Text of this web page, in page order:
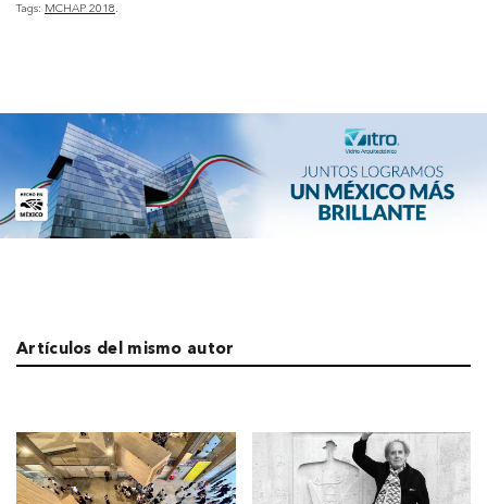
Tags: MCHAP 2018
Artículos del mismo autor